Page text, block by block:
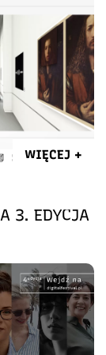
WIĘCEJ +
3. EDYCJA